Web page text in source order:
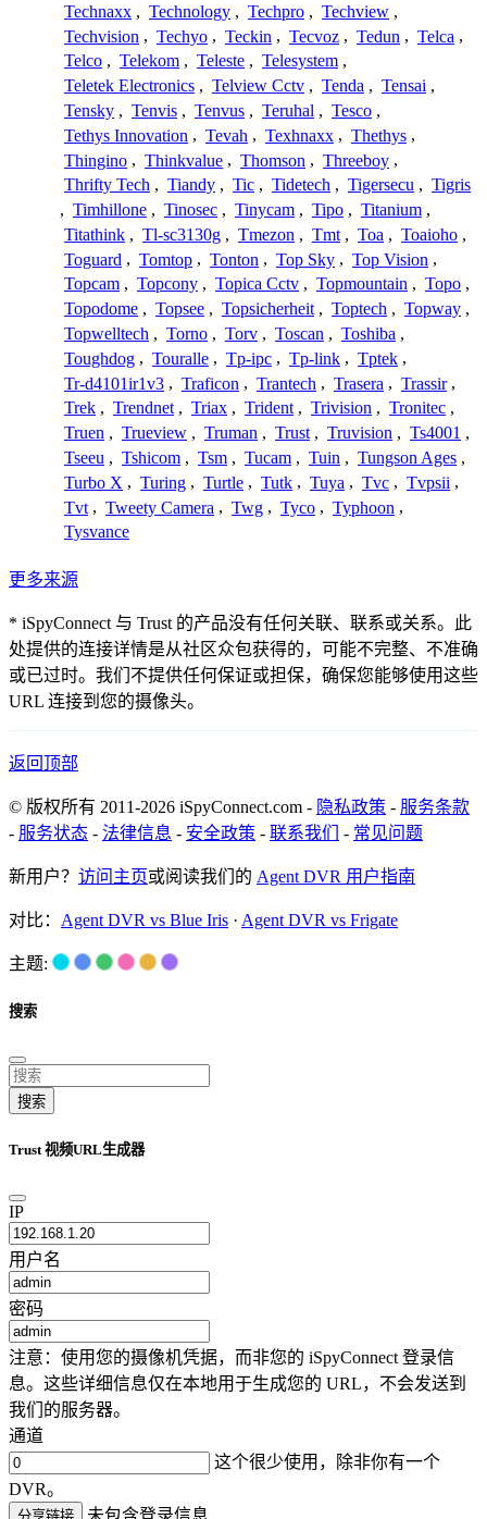
Technaxx , Technology , Techpro , Techview ,
Techvision , Techyo , Teckin , Tecvoz , Tedun , Telca ,
Telco , Telekom , Teleste , Telesystem ,
Teletek Electronics , Telview Cctv , Tenda , Tensai ,
Tensky , Tenvis , Tenvus , Teruhal , Tesco ,
Tethys Innovation , Tevah , Texhnaxx , Thethys ,
Thingino , Thinkvalue , Thomson , Threeboy ,
Thrifty Tech , Tiandy , Tic , Tidetech , Tigersecu , Tigris
, Timhillone , Tinosec , Tinycam , Tipo , Titanium ,
Titathink , Tl-sc3130g , Tmezon , Tmt , Toa , Toaioho ,
Toguard , Tomtop , Tonton , Top Sky , Top Vision ,
Topcam , Topcony , Topica Cctv , Topmountain , Topo ,
Topodome , Topsee , Topsicherheit , Toptech , Topway ,
Topwelltech , Torno , Torv , Toscan , Toshiba ,
Toughdog , Touralle , Tp-ipc , Tp-link , Tptek ,
Tr-d4101ir1v3 , Traficon , Trantech , Trasera , Trassir ,
Trek , Trendnet , Triax , Trident , Trivision , Tronitec ,
Truen , Trueview , Truman , Trust , Truvision , Ts4001 ,
Tseeu , Tshicom , Tsm , Tucam , Tuin , Tungson Ages ,
Turbo X , Turing , Turtle , Tutk , Tuya , Tvc , Tvpsii ,
Tvt , Tweety Camera , Twg , Tyco , Typhoon ,
Tysvance
更多来源
* iSpyConnect 与 Trust 的产品没有任何关联、联系或关系。此
处提供的连接详情是从社区众包获得的，可能不完整、不准确
或已过时。我们不提供任何保证或担保，确保您能够使用这些
URL 连接到您的摄像头。
返回顶部
© 版权所有 2011-2026 iSpyConnect.com - 隐私政策 - 服务条款
- 服务状态 - 法律信息 - 安全政策 - 联系我们 - 常见问题
新用户？ 访问主页或阅读我们的 Agent DVR 用户指南
对比： Agent DVR vs Blue Iris · Agent DVR vs Frigate
主题:
搜索
搜索
Trust 视频URL生成器
IP
用户名
密码
注意：使用您的摄像机凭据，而非您的 iSpyConnect 登录信
息。这些详细信息仅在本地用于生成您的 URL，不会发送到
我们的服务器。
通道
这个很少使用，除非你有一个
DVR。
未包含登录信息